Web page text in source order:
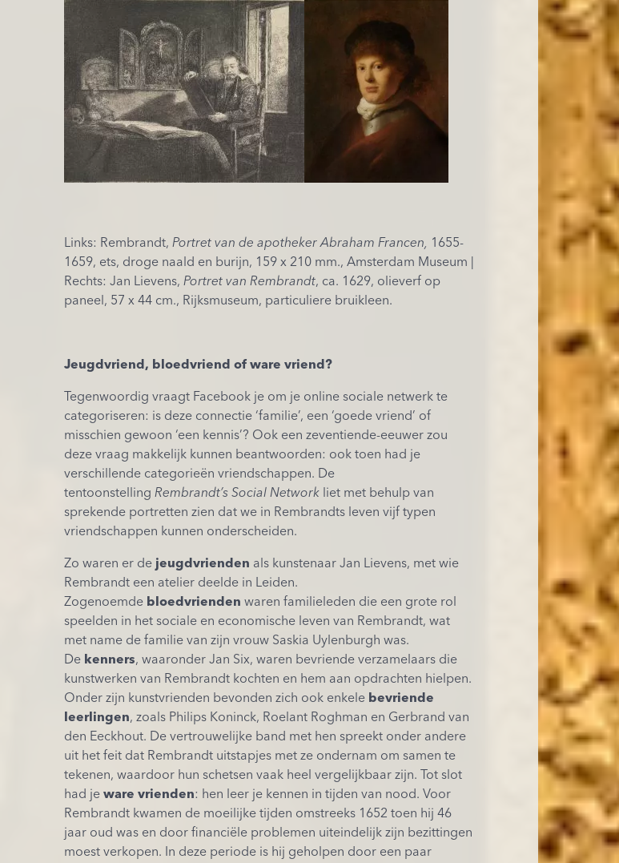
Links: Rembrandt, Portret van de apotheker Abraham Francen, 1655-
1659, ets, droge naald en burijn, 159 x 210 mm., Amsterdam Museum |
Rechts: Jan Lievens, Portret van Rembrandt, ca. 1629, olieverf op
paneel, 57 x 44 cm., Rijksmuseum, particuliere bruikleen.
Jeugdvriend, bloedvriend of ware vriend?
Tegenwoordig vraagt Facebook je om je online sociale netwerk te
categoriseren: is deze connectie ‘familie’, een ‘goede vriend’ of
misschien gewoon ‘een kennis’? Ook een zeventiende-eeuwer zou
deze vraag makkelijk kunnen beantwoorden: ook toen had je
verschillende categorieën vriendschappen. De
tentoonstelling Rembrandt’s Social Network liet met behulp van
sprekende portretten zien dat we in Rembrandts leven vijf typen
vriendschappen kunnen onderscheiden.
Zo waren er de jeugdvrienden als kunstenaar Jan Lievens, met wie
Rembrandt een atelier deelde in Leiden.
Zogenoemde bloedvrienden waren familieleden die een grote rol
speelden in het sociale en economische leven van Rembrandt, wat
met name de familie van zijn vrouw Saskia Uylenburgh was.
De kenners, waaronder Jan Six, waren bevriende verzamelaars die
kunstwerken van Rembrandt kochten en hem aan opdrachten hielpen.
Onder zijn kunstvrienden bevonden zich ook enkele bevriende
leerlingen, zoals Philips Koninck, Roelant Roghman en Gerbrand van
den Eeckhout. De vertrouwelijke band met hen spreekt onder andere
uit het feit dat Rembrandt uitstapjes met ze ondernam om samen te
tekenen, waardoor hun schetsen vaak heel vergelijkbaar zijn. Tot slot
had je ware vrienden: hen leer je kennen in tijden van nood. Voor
Rembrandt kwamen de moeilijke tijden omstreeks 1652 toen hij 46
jaar oud was en door financiële problemen uiteindelijk zijn bezittingen
moest verkopen. In deze periode is hij geholpen door een paar